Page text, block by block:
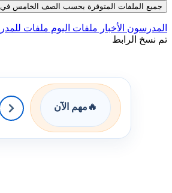
جميع الملفات المتوفرة بحسب الصف الخامس في
المدرسون الأخبار ملفات اليوم ملفات
تم نسخ الرابط
🔥 مهم الآن